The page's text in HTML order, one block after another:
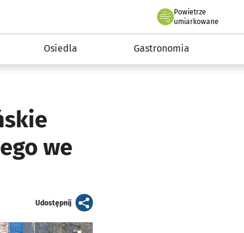
Powietrze
we Wrocławiu
umiarkowane
Osiedla Gastronomia
we
Udostępnijartykuł